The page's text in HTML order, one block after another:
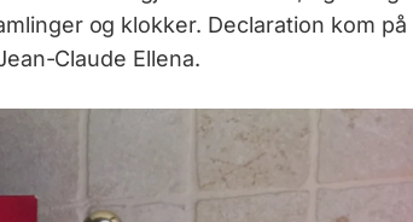
og klokker. Declaration kom på
Claude Ellena.